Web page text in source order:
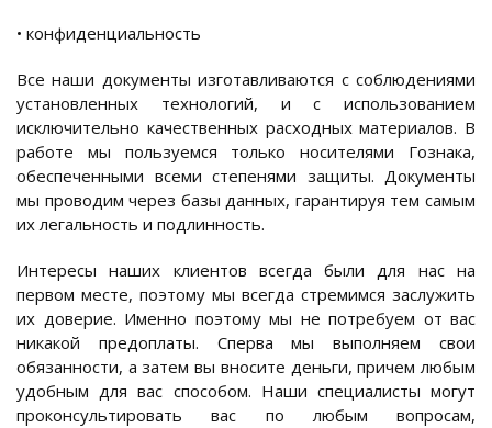
• конфиденциальность
Все наши документы изготавливаются с соблюдениями
установленных технологий, и с использованием
исключительно качественных расходных материалов. В
работе мы пользуемся только носителями Гознака,
обеспеченными всеми степенями защиты. Документы
мы проводим через базы данных, гарантируя тем самым
их легальность и подлинность.
Интересы наших клиентов всегда были для нас на
первом месте, поэтому мы всегда стремимся заслужить
их доверие. Именно поэтому мы не потребуем от вас
никакой предоплаты. Сперва мы выполняем свои
обязанности, а затем вы вносите деньги, причем любым
удобным для вас способом. Наши специалисты могут
проконсультировать вас по любым вопросам,